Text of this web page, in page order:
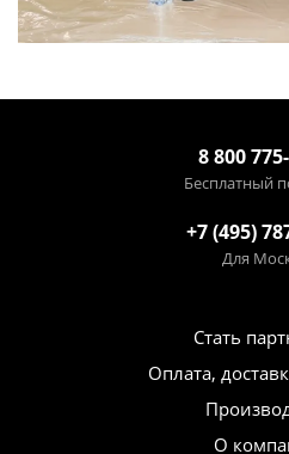
8 800
Бесплатный
+7 (495)
Для
Стать
Оплата,
О